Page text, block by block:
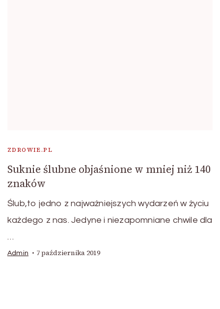
ZDROWIE.PL
Suknie ślubne objaśnione w mniej niż 140
znaków
Ślub,to jedno z najważniejszych wydarzeń w życiu
każdego z nas. Jedyne i niezapomniane chwile dla
…
Admin 7 października 2019